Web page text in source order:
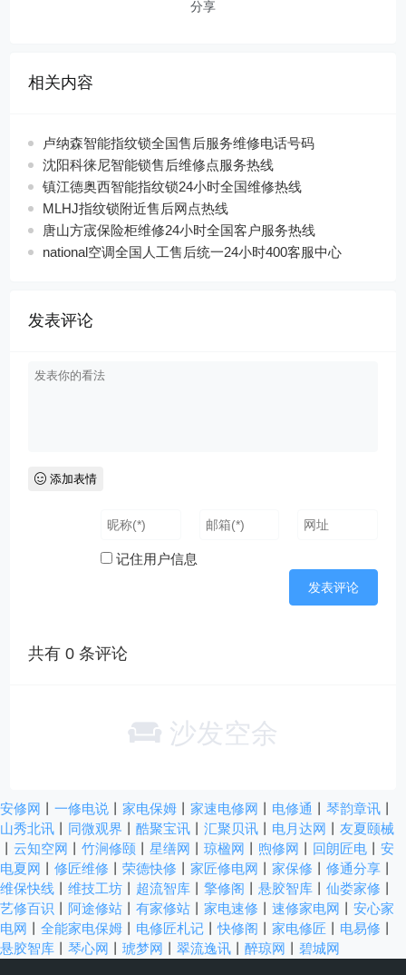
分享
相关内容
卢纳森智能指纹锁全国售后服务维修电话号码
沈阳科徕尼智能锁售后维修点服务热线
镇江德奥西智能指纹锁24小时全国维修热线
MLHJ指纹锁附近售后网点热线
唐山方宬保险柜维修24小时全国客户服务热线
national空调全国人工售后统一24小时400客服中心
发表评论
添加表情
记住用户信息
共有0 条评论
沙发空余
安修网 一修电说 家电保姆 家速电修网 电修通 琴韵章讯
山秀北讯
同微观界 酷聚宝讯 汇聚贝讯 电月达网
友夏颐械
云知空网 竹涧修颐 星缮网 琼楹网 煦修网 回朗匠电
安
电夏网
修匠维修 荣德快修 家匠修电网 家保修 修通分享
维保快线
维技工坊 超流智库 擎修阁 悬胶智库 仙娄家修
艺修百识
阿途修站 有家修站 家电速修 速修家电网
安心家
电网
全能家电保姆 电修匠札记 丨快修阁 家电修匠 电易修
悬胶智库
琴心网 琥梦网 翠流逸讯 醉琼网 碧城网